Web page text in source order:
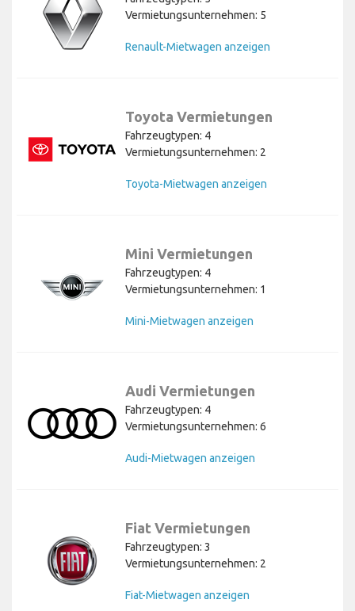
Vermietungsunternehmen: 5
Renault-Mietwagen anzeigen
Toyota Vermietungen
Fahrzeugtypen: 4
Vermietungsunternehmen: 2
Toyota-Mietwagen anzeigen
Mini Vermietungen
Fahrzeugtypen: 4
Vermietungsunternehmen: 1
Mini-Mietwagen anzeigen
Audi Vermietungen
Fahrzeugtypen: 4
Vermietungsunternehmen: 6
Audi-Mietwagen anzeigen
Fiat Vermietungen
Fahrzeugtypen: 3
Vermietungsunternehmen: 2
Fiat-Mietwagen anzeigen